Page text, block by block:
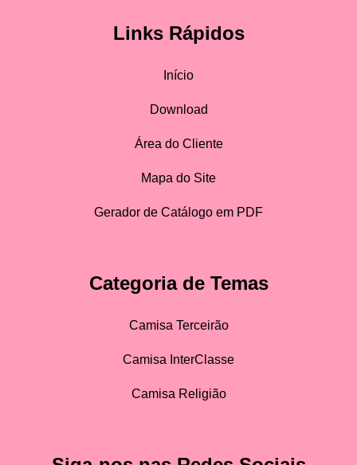
Links Rápidos
Início
Download
Área do Cliente
Mapa do Site
Gerador de Catálogo em PDF
Categoria de Temas
Camisa Terceirão
Camisa InterClasse
Camisa Religião